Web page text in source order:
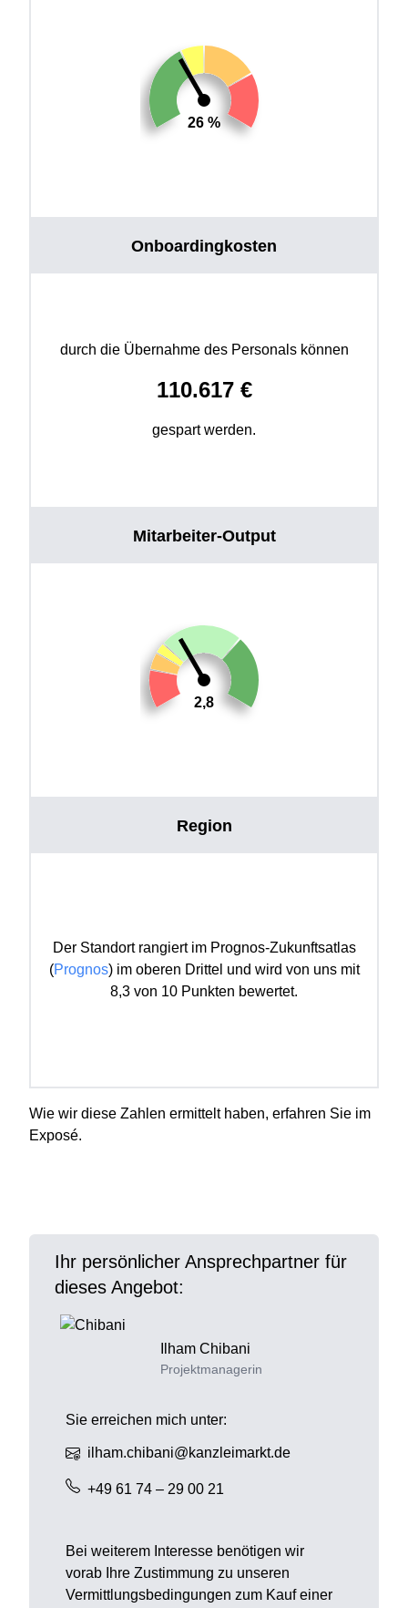
26 %
Onboardingkosten
durch die Übernahme des Personals können
110.617€
gespart werden.
Mitarbeiter-Output
2,8
Region
Der Standort rangiert im Prognos-Zukunftsatlas
(Prognos) im oberen Drittel und wird von uns mit
8,3 von 10 Punkten bewertet.
Wie wir diese Zahlen ermittelt haben, erfahren Sie im
Exposé.
Ihr persönlicher Ansprechpartner für
dieses Angebot:
Ilham Chibani
Projektmanagerin
Sie erreichen mich unter:
ilham.chibani@kanzleimarkt.de
+49 61 74 – 29 00 21
Bei weiterem Interesse benötigen wir
vorab Ihre Zustimmung zu unseren
Vermittlungsbedingungen zum Kauf einer